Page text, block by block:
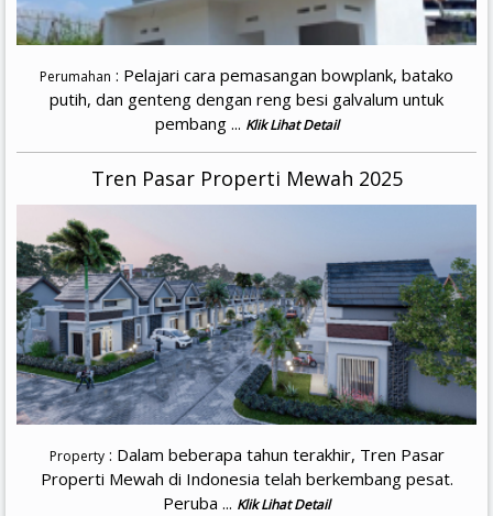
Perumahan : Pelajari cara pemasangan bowplank, batako
putih, dan genteng dengan reng besi galvalum untuk
pembang ... Klik Lihat Detail
Tren Pasar Properti Mewah 2025
Property: Dalam beberapa tahun terakhir, Tren Pasar
Properti Mewah di Indonesia telah berkembang pesat.
Peruba ... Klik Lihat Detail